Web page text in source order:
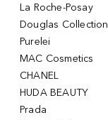
La Roche-Posay
Douglas Collection
Purelei
MAC Cosmetics
CHANEL
HUDA BEAUTY
Prada